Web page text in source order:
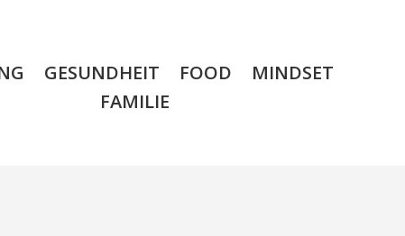
GESUNDHEIT FOOD
MINDSET
FAMILIE